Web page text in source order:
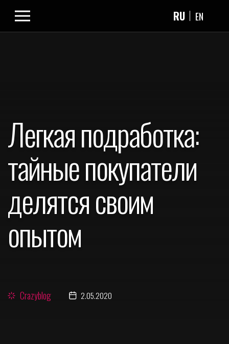
RU EN
Легкая подработка:
тайные покупатели
делятся своим
опытом
Crazyblog 2.05.2020